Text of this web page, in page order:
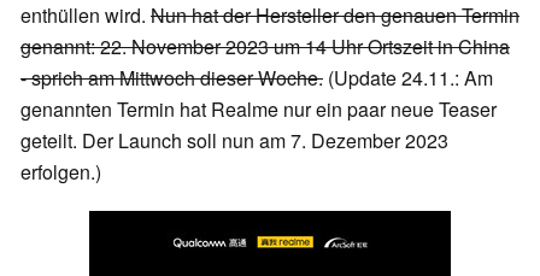
enthüllen wird. Nun hat der Hersteller den genauen Termin
genannt: 22. November 2023 um 14 Uhr Ortszeit in China
- sprich am Mittwoch dieser Woche. (Update 24.11.: Am
genannten Termin hat Realme nur ein paar neue Teaser
geteilt. Der Launch soll nun am 7. Dezember 2023
erfolgen.)